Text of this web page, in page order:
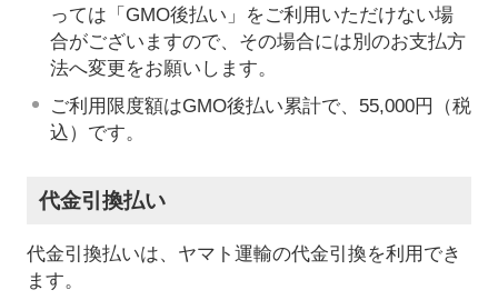
っては「GMO後払い」をご利用いただけない場
合がございますので、その場合には別のお支払方
法へ変更をお願いします。
ご利用限度額はGMO後払い累計で、55,000円（税
込）です。
代金引換払い
代金引換払いは、ヤマト運輸の代金引換を利用でき
ます。